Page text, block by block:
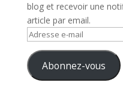
blog et recevoir une
article par email.
Adresse
mail Abonnez-vous